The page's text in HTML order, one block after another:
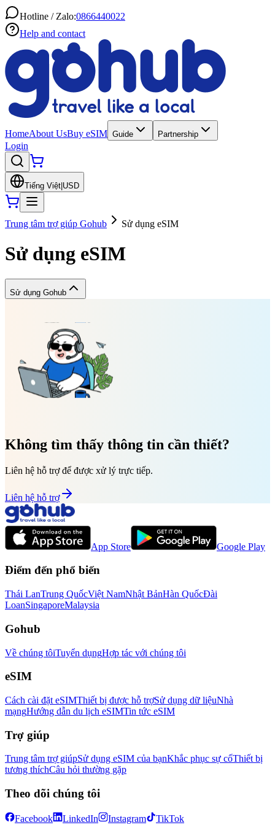
Hotline / Zalo:0866440022
Help and contact
HomeAbout UsBuy eSIM Guide Partnership
Login
Tiếng Việt USD
Trung tâm trợ giúp Gohub Sử dụng eSIM
Sử dụng eSIM
Sử dụng Gohub
Không tìm thấy thông tin cần thiết?
Liên hệ hỗ trợ để được xử lý trực tiếp.
Liên hệ hỗ trợ
App Store Google Play
Điểm đến phổ biến
Thái LanTrung QuốcViệt NamNhật BảnHàn QuốcĐài
LoanSingaporeMalaysia
Gohub
Về chúng tôiTuyển dụngHợp tác với chúng tôi
eSIM
Cách cài đặt eSIMThiết bị được hỗ trợSử dụng dữ liệuNhà
mạngHướng dẫn du lịch eSIMTin tức eSIM
Trợ giúp
Trung tâm trợ giúpSử dụng eSIM của bạnKhắc phục sự cốThiết bị
tương thíchCâu hỏi thường gặp
Theo dõi chúng tôi
Facebook LinkedIn Instagram
TikTok